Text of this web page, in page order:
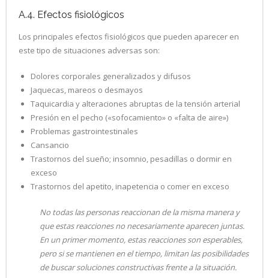
A.4. Efectos fisiológicos
Los principales efectos fisiológicos que pueden aparecer en
este tipo de situaciones adversas son:
Dolores corporales generalizados y difusos
Jaquecas, mareos o desmayos
Taquicardia y alteraciones abruptas de la tensión arterial
Presión en el pecho («sofocamiento» o «falta de aire»)
Problemas gastrointestinales
Cansancio
Trastornos del sueño; insomnio, pesadillas o dormir en
exceso
Trastornos del apetito, inapetencia o comer en exceso
No todas las personas reaccionan de la misma manera y
que estas reacciones no necesariamente aparecen juntas.
En un primer momento, estas reacciones son esperables,
pero si se mantienen en el tiempo, limitan las posibilidades
de buscar soluciones constructivas frente a la situación.